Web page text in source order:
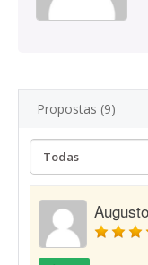
Propostas (9)